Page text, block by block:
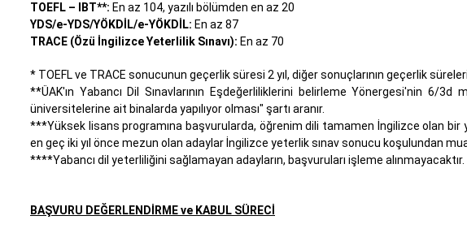
TOEFL – IBT**: En az 104, yazılı bölümden en az 20
YDS/e-YDS/YÖKDİL/e-YÖKDİL: En az 87
TRACE (Özü İngilizce Yeterlilik Sınavı): En az 70
* TOEFL ve TRACE sonucunun geçerlik süresi 2 yıl, diğer sonuçlarının geçerlik süreleri
**ÜAK'ın Yabancı Dil Sınavlarının Eşdeğerliliklerini belirleme Yönergesi'nin 6/3d
üniversitelerine ait binalarda yapılıyor olması" şartı aranır.
***Yüksek lisans programına başvurularda, öğrenim dili tamamen İngilizce olan
en geç iki yıl önce mezun olan adaylar İngilizce yeterlik sınav sonucu koşulundan
****Yabancı dil yeterliliğini sağlamayan adayların, başvuruları işleme
BAŞVURU DEĞERLENDİRME ve KABUL SÜRECİ